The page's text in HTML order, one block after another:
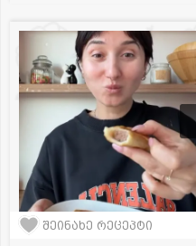
შეინახე რეცეპტი